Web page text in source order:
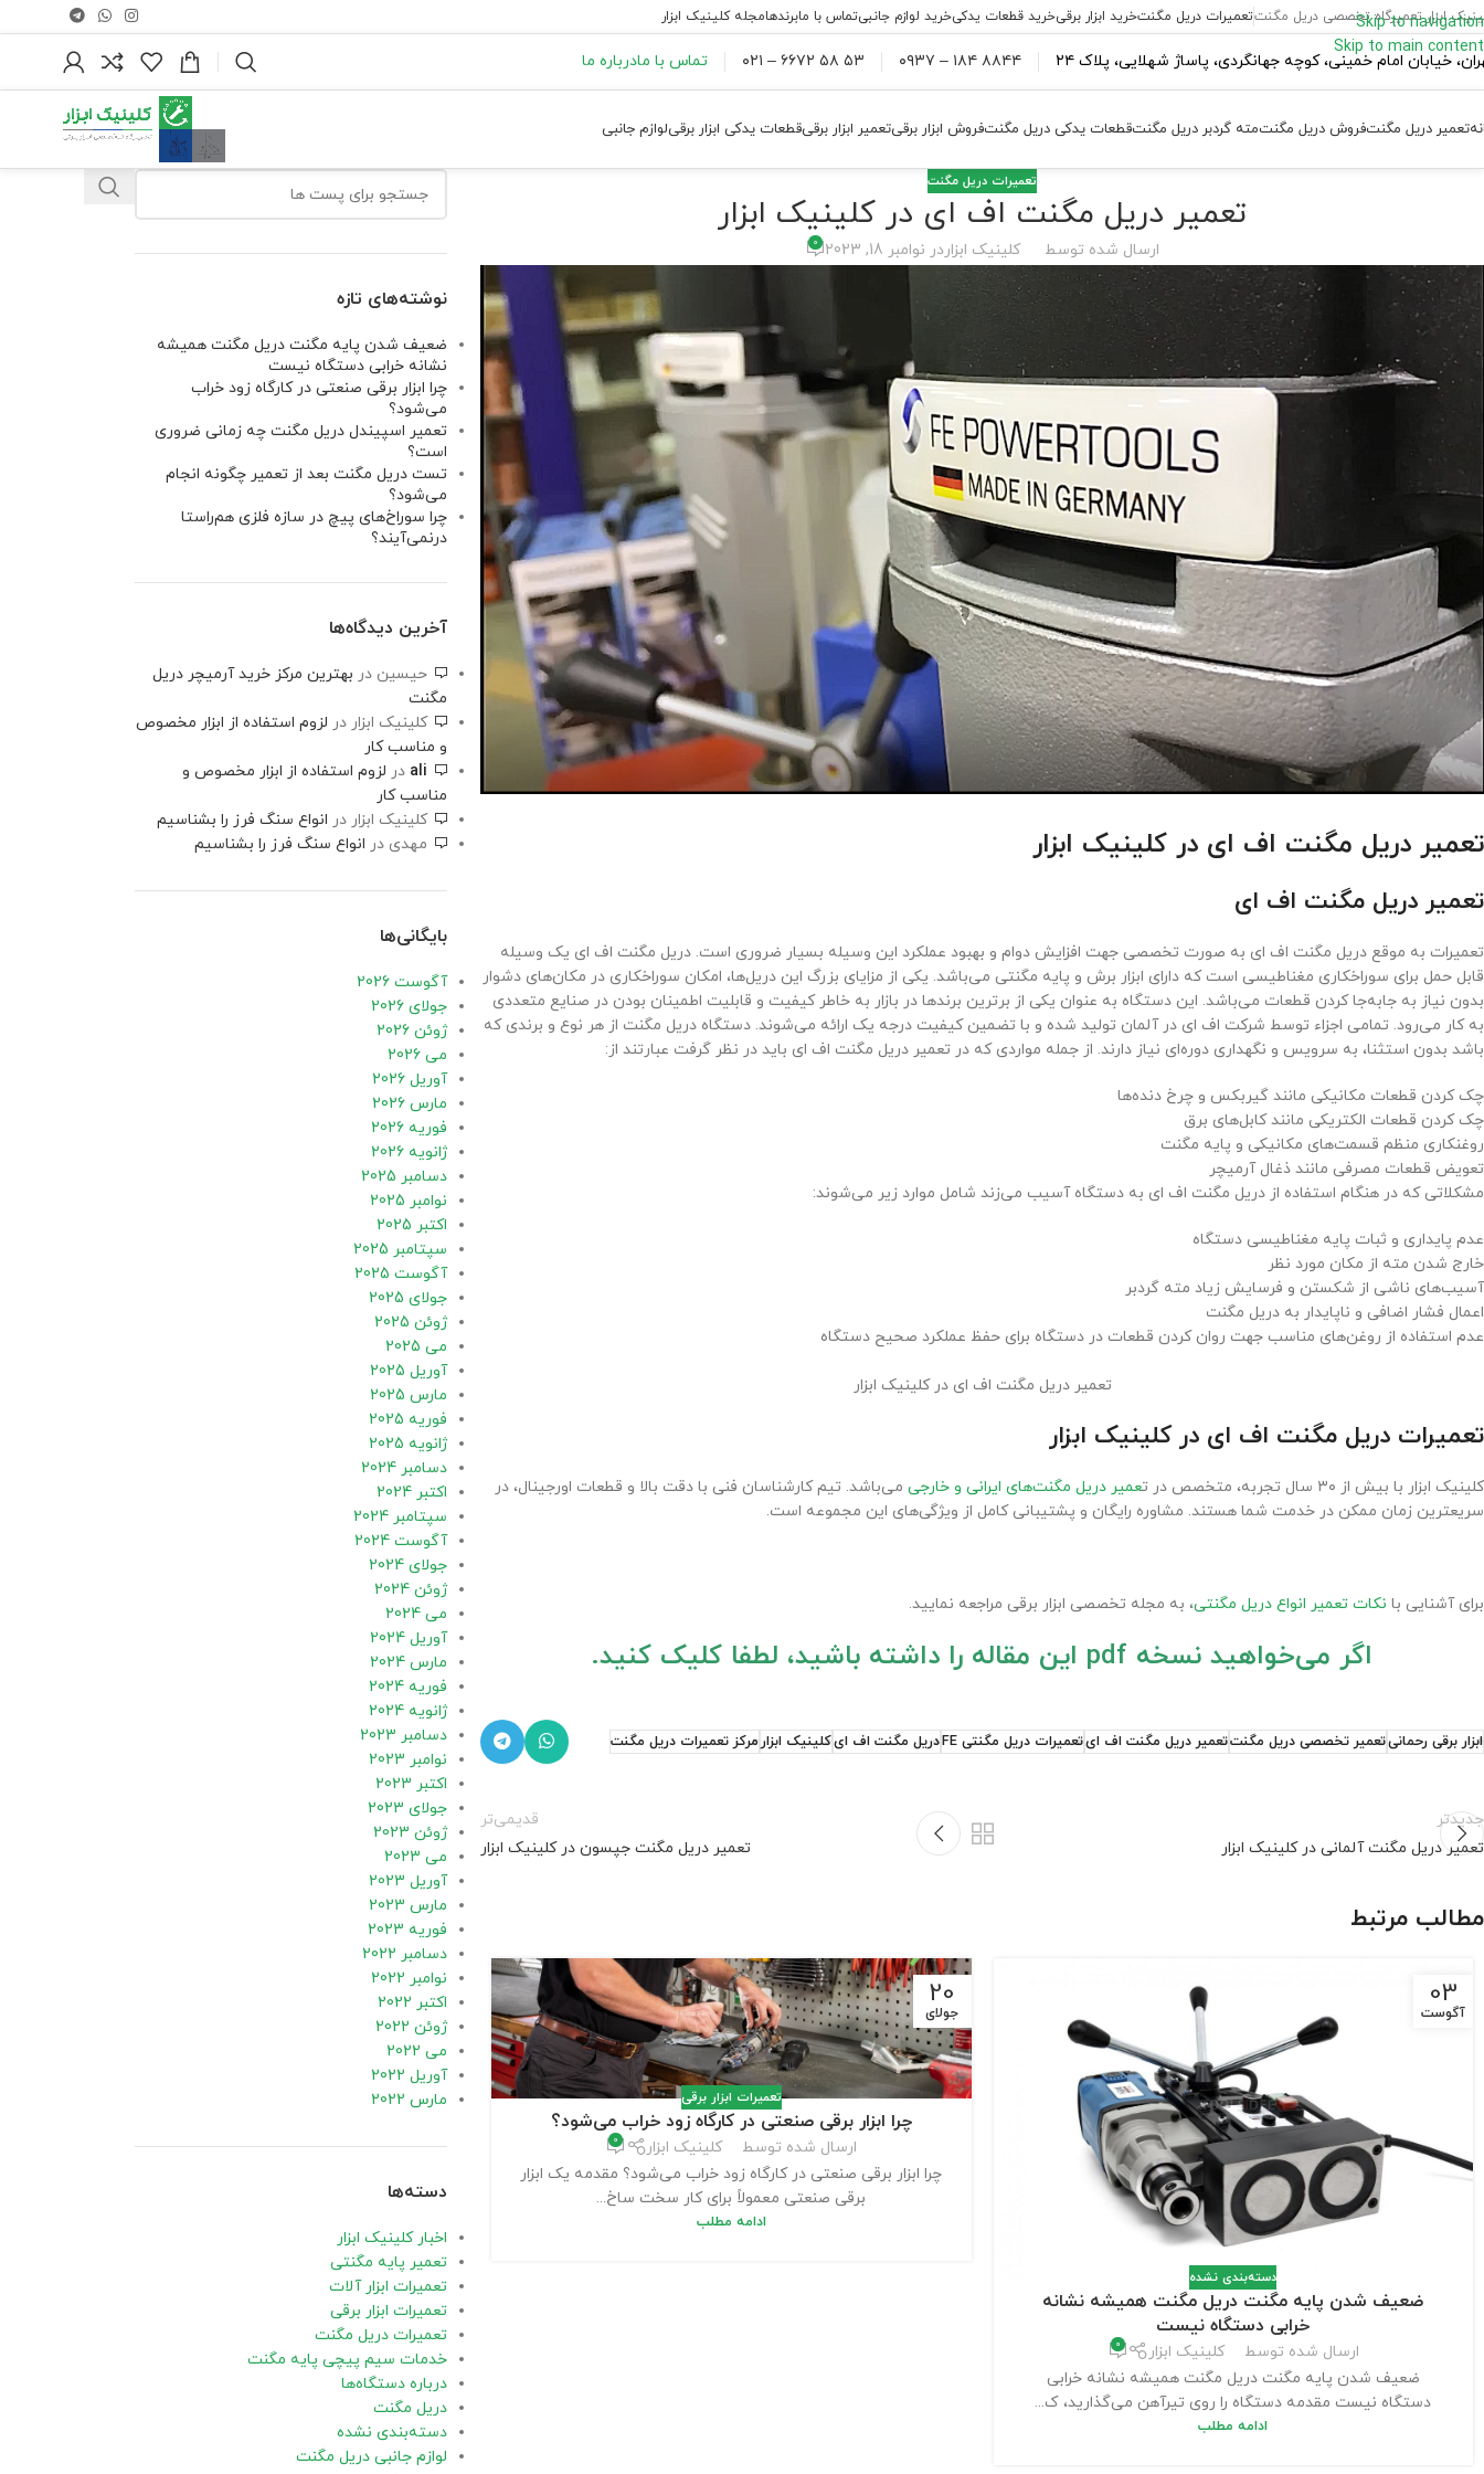
Skip to navigation
Skip to main content
ابزار تعمیرگاه تخصصی دریل مگنتتعمیرات دریل مگنتخرید ابزار برقیخرید قطعات یدکیخرید لوازم جانبیتماس با مابرندهامجله کلینیک ابزار
خیابان امام خمینی، کوچه جهانگردی، پاساژ شهلایی، پلاک ۲۴ ۸۸۴۴ ۱۸۴ – ۰۹۳۷ ۵۳ ۵۸ ۶۶۷۲ – ۰۲۱ تماس با مادرباره ما
تعمیر دریل مگنتفروش دریل مگنتمته گردبر دریل مگنتقطعات یدکی دریل مگنتفروش ابزار برقیتعمیر ابزار برقیقطعات یدکی ابزار برقیلوازم جانبی
تعمیرات دریل مگنت
تعمیر دریل مگنت اف ای در کلینیک ابزار
ارسال شده توسط کلینیک ابزاردر نوامبر 18, 2023 0
تعمیر دریل مگنت اف ای در کلینیک ابزار
تعمیر دریل مگنت اف ای
تعمیرات به موقع دریل مگنت اف ای به صورت تخصصی جهت افزایش دوام و بهبود عملکرد این وسیله بسیار ضروری است. دریل مگنت اف ای یک وسیله
قابل حمل برای سوراخکاری مغناطیسی است که دارای ابزار برش و پایه مگنتی می‌باشد. یکی از مزایای بزرگ این دریل‌ها، امکان سوراخکاری در مکان‌های دشوار
بدون نیاز به جابه‌جا کردن قطعات می‌باشد. این دستگاه به عنوان یکی از برترین برندها در بازار به خاطر کیفیت و قابلیت اطمینان بودن در صنایع متعددی
به کار می‌رود. تمامی اجزاء توسط شرکت اف ای در آلمان تولید شده و با تضمین کیفیت درجه یک ارائه می‌شوند. دستگاه دریل مگنت از هر نوع و برندی که
باشد بدون استثنا، به سرویس و نگهداری دوره‌ای نیاز دارند. از جمله مواردی که در تعمیر دریل مگنت اف ای باید در نظر گرفت عبارتند از:
چک کردن قطعات مکانیکی مانند گیربکس و چرخ دنده‌ها
چک کردن قطعات الکتریکی مانند کابل‌های برق
روغنکاری منظم قسمت‌های مکانیکی و پایه مگنت
تعویض قطعات مصرفی مانند ذغال آرمیچر
مشکلاتی که در هنگام استفاده از دریل مگنت اف ای به دستگاه آسیب می‌زند شامل موارد زیر می‌شوند:
عدم پایداری و ثبات پایه مغناطیسی دستگاه
خارج شدن مته از مکان مورد نظر
آسیب‌های ناشی از شکستن و فرسایش زیاد مته گردبر
اعمال فشار اضافی و ناپایدار به دریل مگنت
عدم استفاده از روغن‌های مناسب جهت روان کردن قطعات در دستگاه برای حفظ عملکرد صحیح دستگاه
تعمیر دریل مگنت اف ای در کلینیک ابزار
تعمیرات دریل مگنت اف ای در کلینیک ابزار
کلینیک ابزار با بیش از ۳۰ سال تجربه، متخصص در ت عمیر دریل مگنت‌های ایرانی و خارجی می‌باشد. تیم کارشناسان فنی با دقت بالا و قطعات اورجینال، در
سریعترین زمان ممکن در خدمت شما هستند. مشاوره رایگان و پشتیبانی کامل از ویژگی‌های این مجموعه است.
برای آشنایی با نکات تعمیر انواع دریل مگنتی، به مجله تخصصی ابزار برقی مراجعه نمایید.
اگر می‌خواهید نسخه pdf این مقاله را داشته باشید، لطفا کلیک کنید.
ابزار برقی رحمانیتعمیر تخصصی دریل مگنتتعمیر دریل مگنت اف ایتعمیرات دریل مگنتی FE دریل مگنت اف ایکلینیک ابزارمرکز تعمیرات دریل مگنت
جدیدتر
تعمیر دریل مگنت آلمانی در کلینیک ابزار
قدیمی‌تر
تعمیر دریل مگنت جپسون در کلینیک ابزار
مطالب مرتبط
03
آگوست
دسته‌بندی نشده
ضعیف شدن پایه مگنت دریل مگنت همیشه نشانه
خرابی دستگاه نیست
ارسال شده توسط کلینیک ابزار 0
ضعیف شدن پایه مگنت دریل مگنت همیشه نشانه خرابی
دستگاه نیست مقدمه دستگاه را روی تیرآهن می‌گذارید، ک...
ادامه مطلب
20
جولای
تعمیرات ابزار برقی
چرا ابزار برقی صنعتی در کارگاه زود خراب می‌شود؟
ارسال شده توسط کلینیک ابزار 0
چرا ابزار برقی صنعتی در کارگاه زود خراب می‌شود؟ مقدمه یک ابزار
برقی صنعتی معمولاً برای کار سخت ساخ...
ادامه مطلب
09
جولای
تعمیر اسپیندل دریل مگنت چه زمانی ضروری است؟
نوشته‌های تازه
ضعیف شدن پایه مگنت دریل مگنت همیشه
نشانه خرابی دستگاه نیست
چرا ابزار برقی صنعتی در کارگاه زود خراب
می‌شود؟
تعمیر اسپیندل دریل مگنت چه زمانی ضروری
است؟
تست دریل مگنت بعد از تعمیر چگونه انجام
می‌شود؟
چرا سوراخ‌های پیچ در سازه فلزی هم‌راستا
درنمی‌آیند؟
آخرین دیدگاه‌ها
حیسین در بهترین مرکز خرید آرمیچر دریل
مگنت
کلینیک ابزار در لزوم استفاده از ابزار مخصوص
و مناسب کار
ali در لزوم استفاده از ابزار مخصوص و
مناسب کار
کلینیک ابزار در انواع سنگ فرز را بشناسیم
مهدی در انواع سنگ فرز را بشناسیم
بایگانی‌ها
آگوست 2026
جولای 2026
ژوئن 2026
می 2026
آوریل 2026
مارس 2026
فوریه 2026
ژانویه 2026
دسامبر 2025
نوامبر 2025
اکتبر 2025
سپتامبر 2025
آگوست 2025
جولای 2025
ژوئن 2025
می 2025
آوریل 2025
مارس 2025
فوریه 2025
ژانویه 2025
دسامبر 2024
اکتبر 2024
سپتامبر 2024
آگوست 2024
جولای 2024
ژوئن 2024
می 2024
آوریل 2024
مارس 2024
فوریه 2024
ژانویه 2024
دسامبر 2023
نوامبر 2023
اکتبر 2023
جولای 2023
ژوئن 2023
می 2023
آوریل 2023
مارس 2023
فوریه 2023
دسامبر 2022
نوامبر 2022
اکتبر 2022
ژوئن 2022
می 2022
آوریل 2022
مارس 2022
دسته‌ها
اخبار کلینیک ابزار
تعمیر پایه مگنتی
تعمیرات ابزار آلات
تعمیرات ابزار برقی
تعمیرات دریل مگنت
خدمات سیم پیچی پایه مگنت
درباره دستگاه‌ها
دریل مگنت
دسته‌بندی نشده
لوازم جانبی دریل مگنت